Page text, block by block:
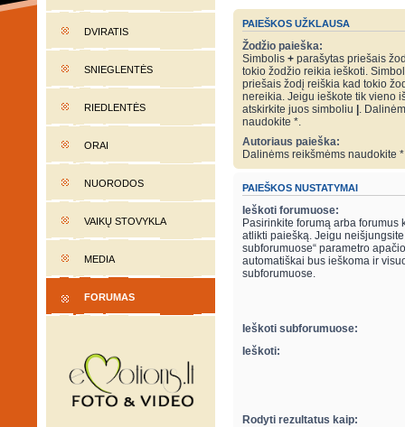
DVIRATIS
SNIEGLENTĖS
RIEDLENTĖS
ORAI
NUORODOS
VAIKŲ STOVYKLA
MEDIA
FORUMAS
PAIEŠKOS UŽKLAUSA
Žodžio paieška:
Simbolis + parašytas priešais
tokio žodžio reikia ieškoti.
priešais žodį reiškia kad tokio
nereikia. Jeigu ieškote tik vieno
atskirkite juos simboliu .
naudokite *.
Autoriaus paieška:
Dalinėms reikšmėms naudokite
PAIEŠKOS NUSTATYMAI
Ieškoti forumuose:
Pasirinkite forumą arba forumus
atlikti paiešką. Jeigu neišjungsite
subforumuose“ parametro
automatiškai bus ieškoma ir
subforumuose.
Ieškoti subforumuose:
Ieškoti:
Rodyti rezultatus kaip: